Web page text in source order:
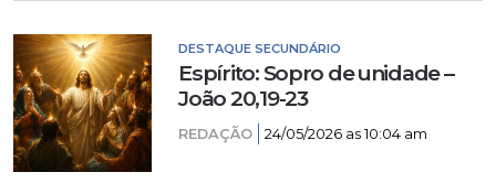
DESTAQUE SECUNDÁRIO
Espírito: Sopro de unidade –
João 20,19-23
REDAÇÃO 24/05/2026 as 10:04 am